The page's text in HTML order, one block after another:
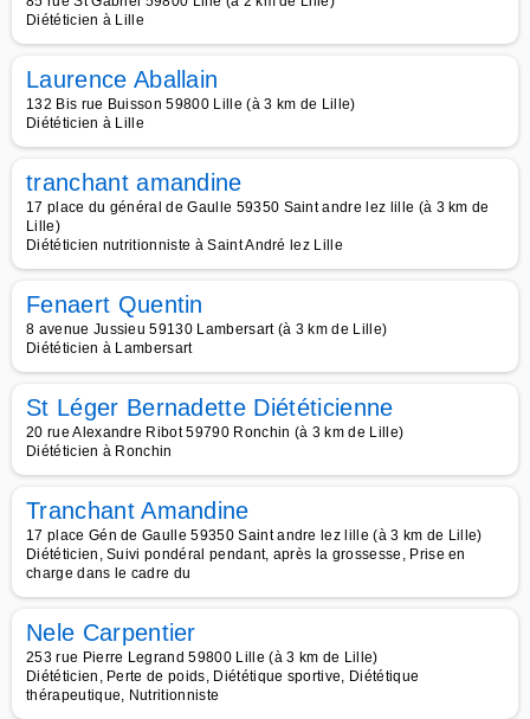
Diététicien à Lille
Laurence Aballain
132 Bis rue Buisson 59800 Lille (à 3 km de Lille)
Diététicien à Lille
tranchant amandine
17 place du général de Gaulle 59350 Saint andre lez lille (à 3 km de
Lille)
Diététicien nutritionniste à Saint André lez Lille
Fenaert Quentin
8 avenue Jussieu 59130 Lambersart (à 3 km de Lille)
Diététicien à Lambersart
St Léger Bernadette Diététicienne
20 rue Alexandre Ribot 59790 Ronchin (à 3 km de Lille)
Diététicien à Ronchin
Tranchant Amandine
17 place Gén de Gaulle 59350 Saint andre lez lille (à 3 km de Lille)
Diététicien, Suivi pondéral pendant, après la grossesse, Prise en
charge dans le cadre du
Nele Carpentier
253 rue Pierre Legrand 59800 Lille (à 3 km de Lille)
Diététicien, Perte de poids, Diététique sportive, Diététique
thérapeutique, Nutritionniste